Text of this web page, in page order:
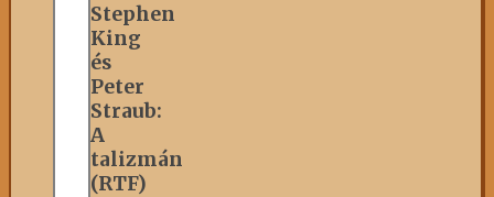
Stephen
King
és
Peter
Straub:
A
talizmán
(RTF)